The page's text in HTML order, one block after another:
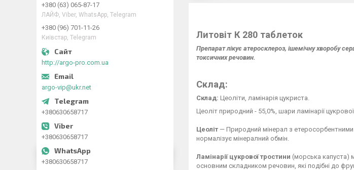
Литовіт К 280 таблеток
Препарат лікує атеросклероз, ішемічну хворобу
токсичних речовин.
Склад:
Склад: Цеоліти, ламінарія цукриста.
Цеоліт природний - 55,0%, шари ламінарії
Цеоліт — Природний мінерал з етеросорбентними
нормалізує мінералний обмін.
Ламінарії цукрової тростини (морська капуста)
основним складником речовин, які подібні до
+380 (63) 065-87-17
ЛАЙФ, Viber, WhatsApp, Telegram
+380 (96) 701-11-26
Київстар, Telegram
http://argo-pro.com.ua
argo-vip@ukr.net
+380630658717
+380630658717
+380630658717